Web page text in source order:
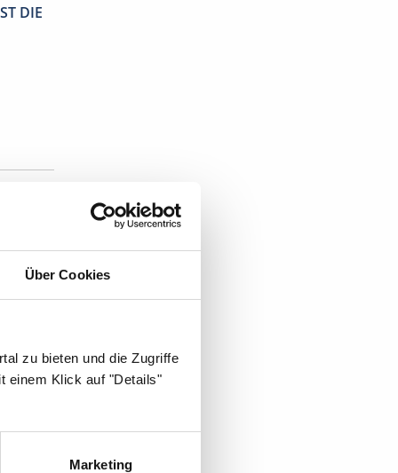
Über Cookies
zu bieten und die Zugriffe
einem Klick auf "Details"
Marketing
DIE
.